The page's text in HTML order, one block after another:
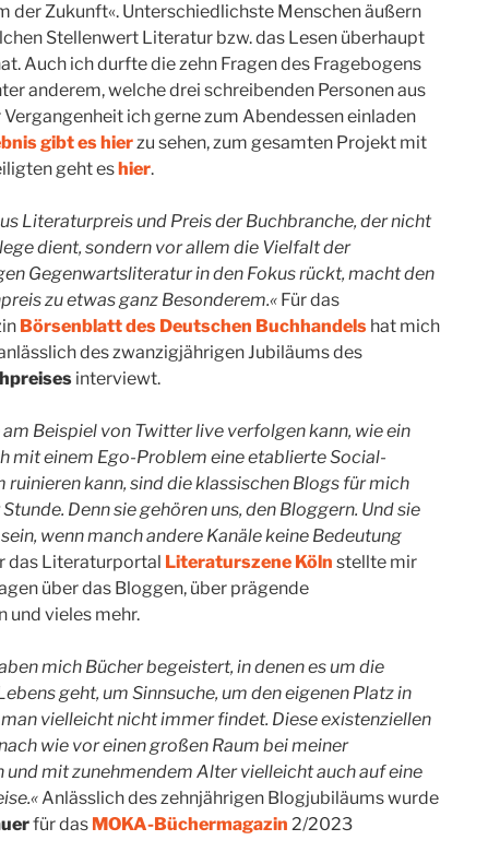
der Zukunft«. Unterschiedlichste Menschen äußern
Stellenwert Literatur bzw. das Lesen überhaupt
Auch ich durfte die zehn Fragen des Fragebogens
anderem, welche drei schreibenden Personen aus
ich gerne zum Abendessen einladen
gibt es hierzu sehen, zum gesamten Projekt mit
geht es hier.
Literaturpreis und Preis der Buchbranche, der nicht
dient, sondern vor allem die Vielfalt der
Gegenwartsliteratur in den Fokus rückt, macht den
zu etwas ganz Besonderem.« Für das
Börsenblatt des Deutschen Buchhandels hat mich
des zwanzigjährigen Jubiläums des
interviewt.
am Beispiel von Twitter live verfolgen kann, wie ein
mit einem Ego-Problem eine etablierte Social-
kann, sind die klassischen Blogs für mich
Denn sie gehören uns, den Bloggern. Und sie
wenn manch andere Kanäle keine Bedeutung
das Literaturportal Literaturszene Köln stellte mir
über das Bloggen, über prägende
und vieles mehr.
mich Bücher begeistert, in denen es um die
geht, um Sinnsuche, um den eigenen Platz in
vielleicht nicht immer findet. Diese existenziellen
wie vor einen großen Raum bei meiner
und mit zunehmendem Alter vielleicht auch auf eine
Anlässlich des zehnjährigen Blogjubiläums wurde
für das MOKA-Büchermagazin 2/2023